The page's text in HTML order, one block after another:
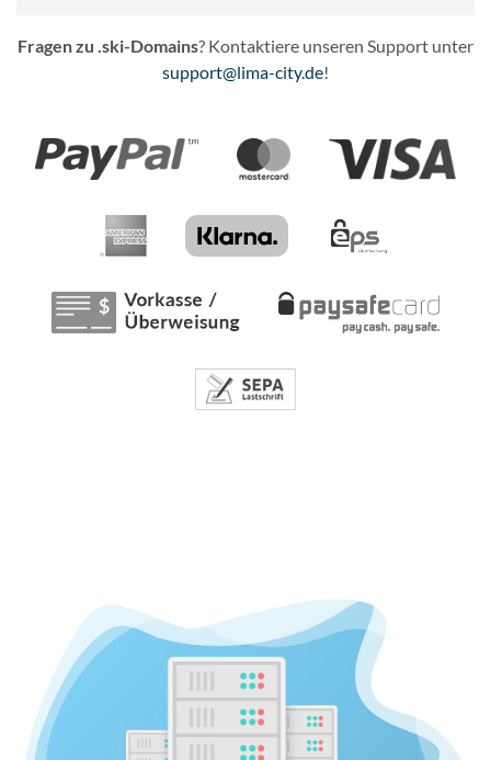
Fragen zu .ski-Domains? Kontaktiere unseren Support unter
support@lima-city.de!